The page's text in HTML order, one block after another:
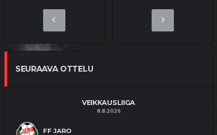
SEURAAVA OTTELU
VEIKKAUSLIIGA
8.8.2026
FF JARO